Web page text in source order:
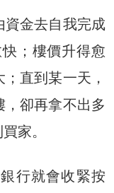
金去自我完成
；樓價升得愈
直到某一天，
，卻再拿不出多
家。
行就會收緊按